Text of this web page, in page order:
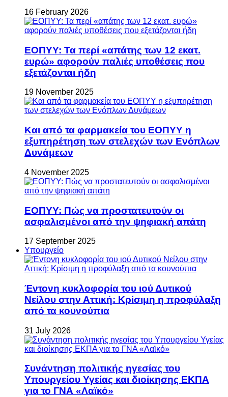
16 February 2026
ΕΟΠΥΥ: Τα περί «απάτης των 12 εκατ.
ευρώ» αφορούν παλιές υποθέσεις που
εξετάζονται ήδη
19 November 2025
Και από τα φαρμακεία του ΕΟΠΥΥ η
εξυπηρέτηση των στελεχών των Ενόπλων
Δυνάμεων
4 November 2025
ΕΟΠΥΥ: Πώς να προστατευτούν οι
ασφαλισμένοι από την ψηφιακή απάτη
17 September 2025
Υπουργείο
Έντονη κυκλοφορία του ιού Δυτικού
Νείλου στην Αττική: Κρίσιμη η προφύλαξη
από τα κουνούπια
31 July 2026
Συνάντηση πολιτικής ηγεσίας του
Υπουργείου Υγείας και διοίκησης ΕΚΠΑ
για το ΓΝΑ «Λαϊκό»